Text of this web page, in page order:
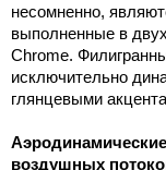
несомненно,
выполненные в
Chrome.
исключительно
глянцевыми
воздушных